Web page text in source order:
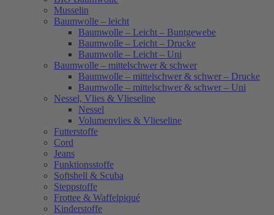
Musselin
Baumwolle – leicht
Baumwolle – Leicht – Buntgewebe
Baumwolle – Leicht – Drucke
Baumwolle – Leicht – Uni
Baumwolle – mittelschwer & schwer
Baumwolle – mittelschwer & schwer – Drucke
Baumwolle – mittelschwer & schwer – Uni
Nessel, Vlies & Vlieseline
Nessel
Volumenvlies & Vlieseline
Futterstoffe
Cord
Jeans
Funktionsstoffe
Softshell & Scuba
Steppstoffe
Frottee & Waffelpiqué
Kinderstoffe